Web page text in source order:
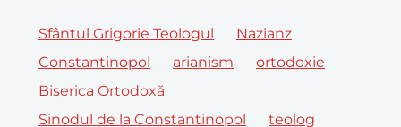
Sfântul Grigorie Teologul
Nazianz
Constantinopol
arianism
ortodoxie
Biserica Ortodoxă
Sinodul de la Constantinopol
teolog